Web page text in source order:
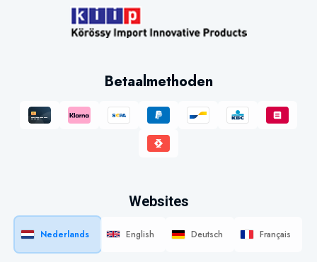
Betaalmethoden
Websites
Nederlands English Deutsch Français